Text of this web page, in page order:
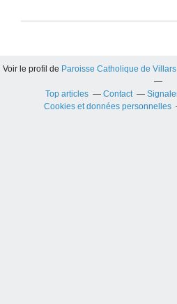
Voir le profil de Paroisse Catholique de
Top articles Contact
Cookies et données personnelles